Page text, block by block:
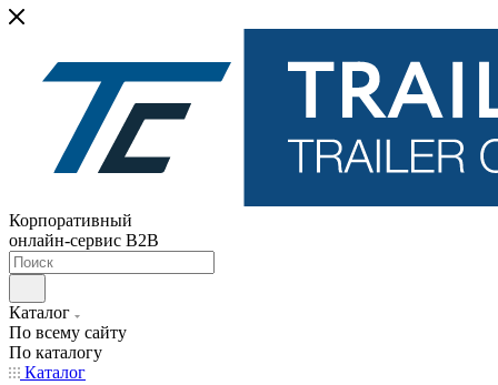
Корпоративный
онлайн-сервис B2B
Каталог
По всему сайту
По каталогу
Каталог